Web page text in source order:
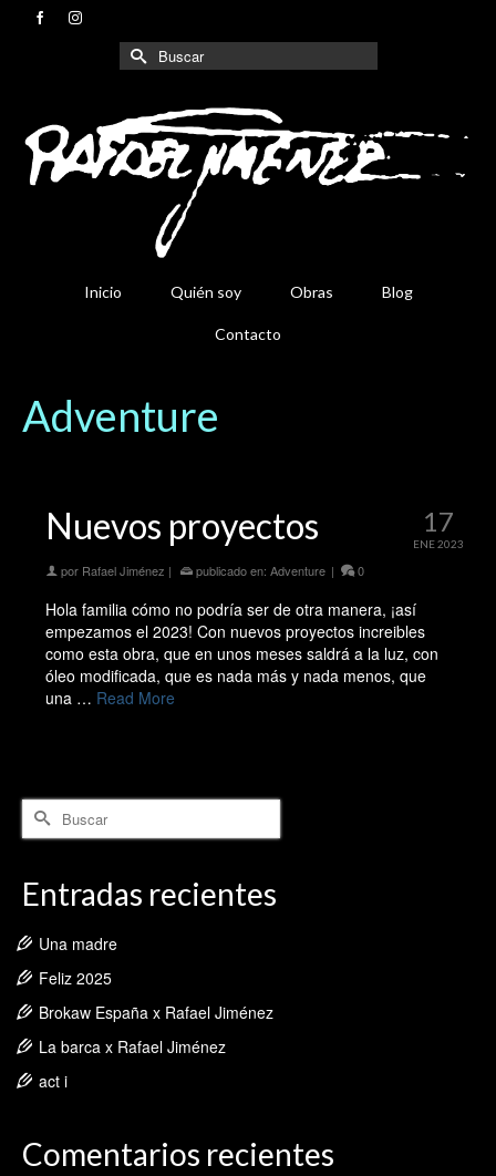
Buscar
por:
Inicio Quién soy Obras Blog
Contacto
Adventure
17
ENE 2023
Nuevos proyectos
por Rafael Jiménez | publicado en: Adventure | 0
Hola familia cómo no podría ser de otra manera, ¡así
empezamos el 2023! Con nuevos proyectos increibles
como esta obra, que en unos meses saldrá a la luz, con
óleo modificada, que es nada más y nada menos, que
una … Read More
Buscar
por:
Entradas recientes
Una madre
Feliz 2025
Brokaw España x Rafael Jiménez
La barca x Rafael Jiménez
act i
Comentarios recientes